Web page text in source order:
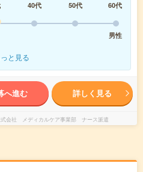
40代 50代
60代
男性
と見る
へ進む 詳しく見る
式会社 メディカルケア事業部 ナース派遣